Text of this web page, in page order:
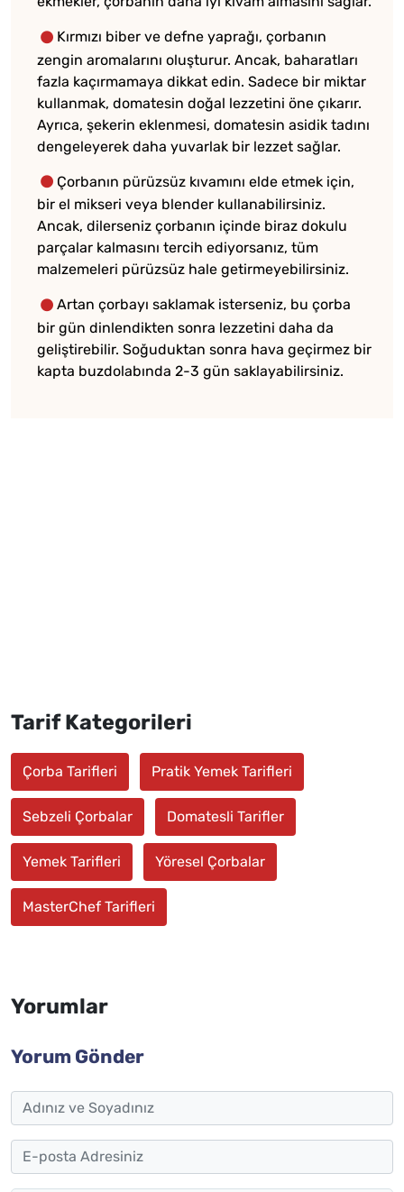
Kırmızı biber ve defne yaprağı, çorbanın
zengin aromalarını oluşturur. Ancak, baharatları
fazla kaçırmamaya dikkat edin. Sadece bir miktar
kullanmak, domatesin doğal lezzetini öne çıkarır.
Ayrıca, şekerin eklenmesi, domatesin asidik tadını
dengeleyerek daha yuvarlak bir lezzet sağlar.
Çorbanın pürüzsüz kıvamını elde etmek için,
bir el mikseri veya blender kullanabilirsiniz.
Ancak, dilerseniz çorbanın içinde biraz dokulu
parçalar kalmasını tercih ediyorsanız, tüm
malzemeleri pürüzsüz hale getirmeyebilirsiniz.
Artan çorbayı saklamak isterseniz, bu çorba
bir gün dinlendikten sonra lezzetini daha da
geliştirebilir. Soğuduktan sonra hava geçirmez bir
kapta buzdolabında 2-3 gün saklayabilirsiniz.
Tarif Kategorileri
Çorba Tarifleri Pratik Yemek Tarifleri
Sebzeli Çorbalar Domatesli Tarifler
Yemek Tarifleri Yöresel Çorbalar
MasterChef Tarifleri
Yorumlar
Yorum Gönder